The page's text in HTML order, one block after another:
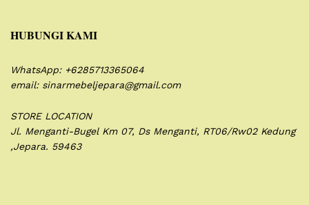
HUBUNGI KAMI
WhatsApp: +6285713365064
email: sinarmebeljepara@gmail.com
STORE LOCATION
Jl. Menganti-Bugel Km 07, Ds Menganti, RT06/Rw02 Kedung
,Jepara. 59463